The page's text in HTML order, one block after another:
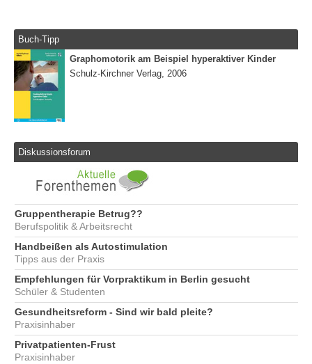
Buch-Tipp
Graphomotorik am Beispiel hyperaktiver Kinder
Schulz-Kirchner Verlag, 2006
Diskussionsforum
Gruppentherapie Betrug??
Berufspolitik & Arbeitsrecht
Handbeißen als Autostimulation
Tipps aus der Praxis
Empfehlungen für Vorpraktikum in Berlin gesucht
Schüler & Studenten
Gesundheitsreform - Sind wir bald pleite?
Praxisinhaber
Privatpatienten-Frust
Praxisinhaber